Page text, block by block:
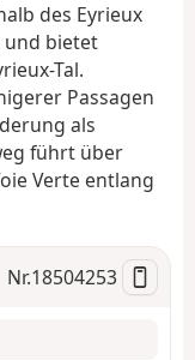
o
des Eyrieux
und bietet
Tal.
Passagen
als
führt über
Verte entlang
Nr.18504253